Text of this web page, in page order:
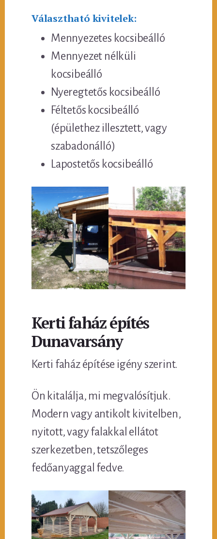
Választható kivitelek:
Mennyezetes kocsibeálló
Mennyezet nélküli
kocsibeálló
Nyeregtetős kocsibeálló
Féltetős kocsibeálló
(épülethez illesztett, vagy
szabadonálló)
Lapostetős kocsibeálló
Kerti faház építés
Dunavarsány
Kerti faház építése igény szerint.
Ön kitalálja, mi megvalósítjuk.
Modern vagy antikolt kivitelben,
nyitott, vagy falakkal ellátot
szerkezetben, tetszőleges
fedőanyaggal fedve.